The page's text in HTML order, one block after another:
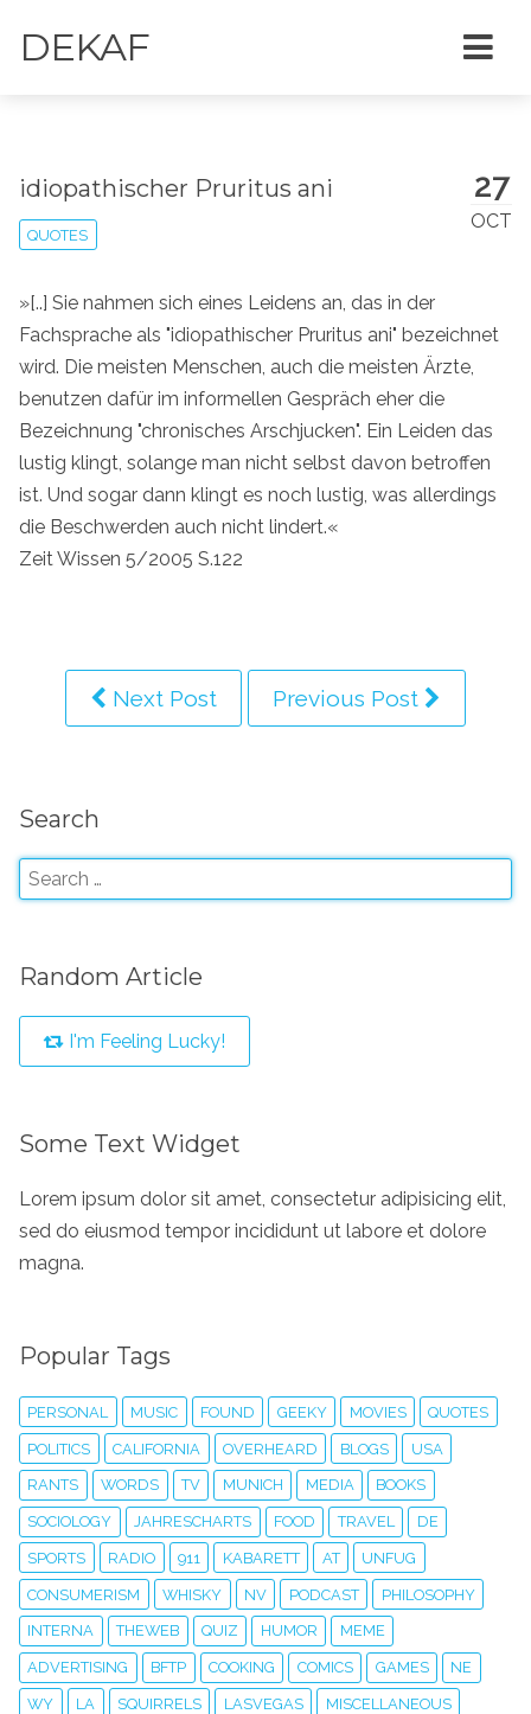
DEKAF
27
OCT
idiopathischer Pruritus ani
QUOTES
»[..] Sie nahmen sich eines Leidens an, das in der
Fachsprache als "idiopathischer Pruritus ani" bezeichnet
wird. Die meisten Menschen, auch die meisten Ärzte,
benutzen dafür im informellen Gespräch eher die
Bezeichnung "chronisches Arschjucken". Ein Leiden das
lustig klingt, solange man nicht selbst davon betroffen
ist. Und sogar dann klingt es noch lustig, was allerdings
die Beschwerden auch nicht lindert.«
Zeit Wissen 5/2005 S.122
Next Post Previous Post
Search
Random Article
I'm Feeling Lucky!
Some Text Widget
Lorem ipsum dolor sit amet, consectetur adipisicing elit,
sed do eiusmod tempor incididunt ut labore et dolore
magna.
Popular Tags
PERSONAL MUSIC FOUND GEEKY MOVIES QUOTES
POLITICS CALIFORNIA OVERHEARD BLOGS USA
RANTS WORDS TV MUNICH MEDIA BOOKS
SOCIOLOGY JAHRESCHARTS FOOD TRAVEL DE
SPORTS RADIO 911 KABARETT AT UNFUG
CONSUMERISM WHISKY NV PODCAST PHILOSOPHY
INTERNA THEWEB QUIZ HUMOR MEME
ADVERTISING BFTP COOKING COMICS GAMES NE
WY LA SQUIRRELS LASVEGAS MISCELLANEOUS